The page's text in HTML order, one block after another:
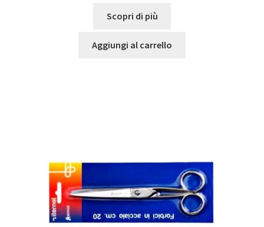
Scopri di più
Aggiungi al carrello